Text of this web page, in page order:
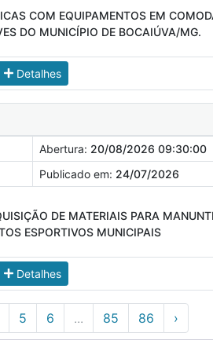
COM EQUIPAMENTOS EM
DO MUNICÍPIO DE BOCAIÚVA/MG.
Detalhes
Abertura: 20/08/2026 09:30:00
Publicado em: 24/07/2026
DE MATERIAIS PARA
ESPORTIVOS MUNICIPAIS
Detalhes
5 6 ... 85 86 ›